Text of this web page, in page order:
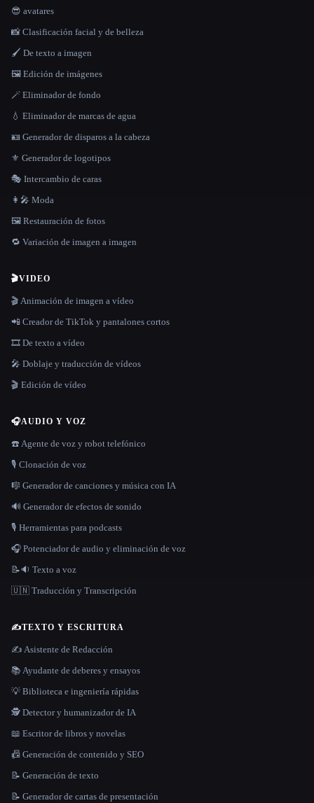
😎 avatares
📸 Clasificación facial y de belleza
🖌️ De texto a imagen
🖼️ Edición de imágenes
🪄 Eliminador de fondo
💧 Eliminador de marcas de agua
🪪 Generador de disparos a la cabeza
⚜️ Generador de logotipos
🎭 Intercambio de caras
👩‍🎤 Moda
🖼️ Restauración de fotos
🔁 Variación de imagen a imagen
🎬VIDEO
🎬 Animación de imagen a vídeo
📲 Creador de TikTok y pantalones cortos
🎞️ De texto a vídeo
🎤 Doblaje y traducción de vídeos
🎬 Edición de vídeo
🎧AUDIO Y VOZ
☎️ Agente de voz y robot telefónico
🎙️ Clonación de voz
🎼 Generador de canciones y música con IA
🔊 Generador de efectos de sonido
🎙️ Herramientas para podcasts
🎧 Potenciador de audio y eliminación de voz
📝🔉 Texto a voz
🇺🇳 Traducción y Transcripción
✍️TEXTO Y ESCRITURA
✍️ Asistente de Redacción
📚 Ayudante de deberes y ensayos
💡 Biblioteca e ingeniería rápidas
🕵️ Detector y humanizador de IA
📖 Escritor de libros y novelas
📠 Generación de contenido y SEO
📝 Generación de texto
📝 Generador de cartas de presentación